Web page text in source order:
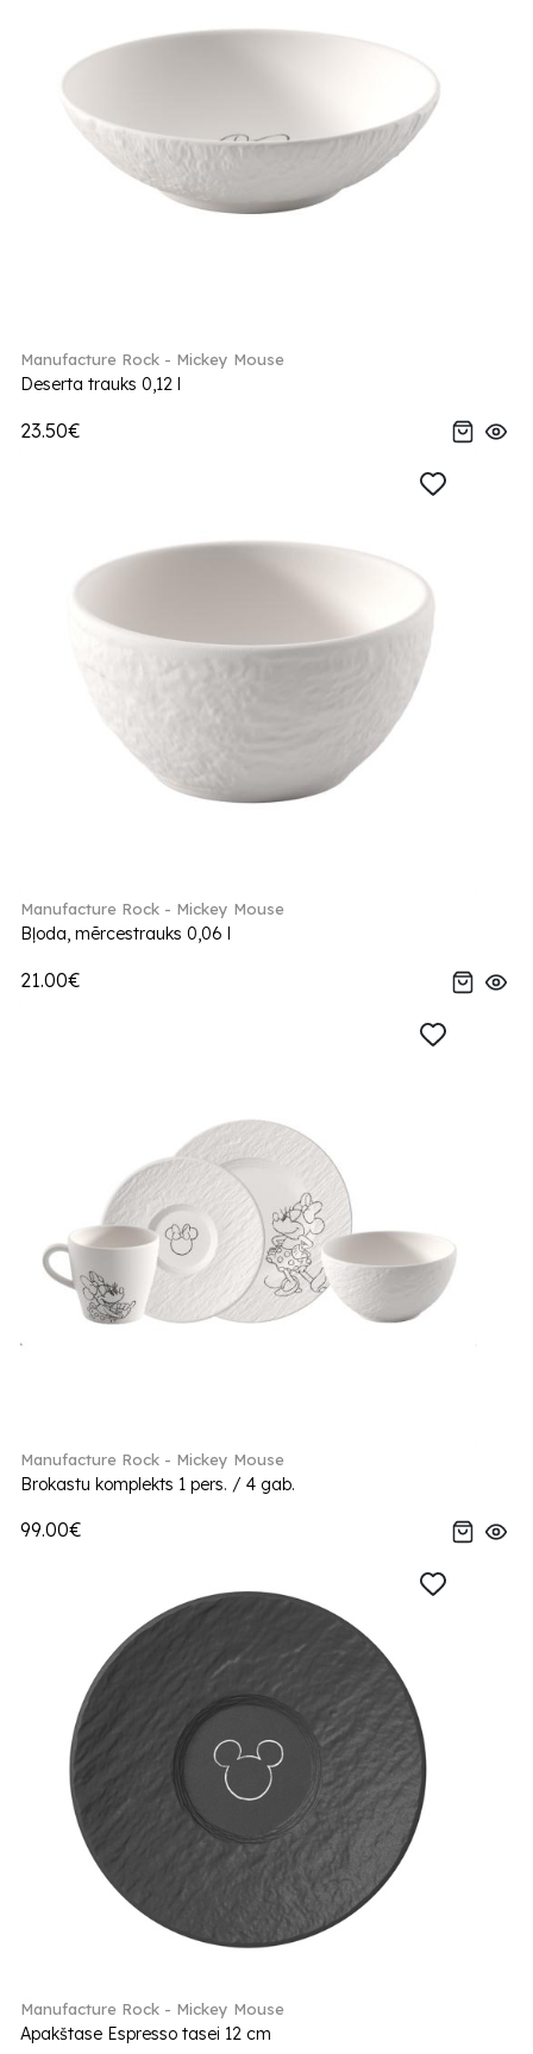
Manufacture Rock - Mickey Mouse
Deserta trauks 0,12 l
23.50€
Manufacture Rock - Mickey Mouse
Bļoda, mērcestrauks 0,06 l
21.00€
Manufacture Rock - Mickey Mouse
Brokastu komplekts 1 pers. / 4 gab.
99.00€
Manufacture Rock - Mickey Mouse
Apakštase Espresso tasei 12 cm